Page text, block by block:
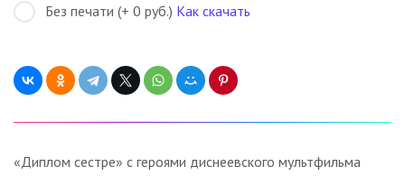
Без печати (+ 0 руб.) Как скачать
«Диплом сестре» с героями диснеевского мультфильма